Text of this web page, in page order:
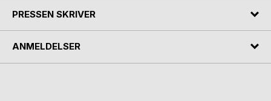
PRESSEN SKRIVER
ANMELDELSER